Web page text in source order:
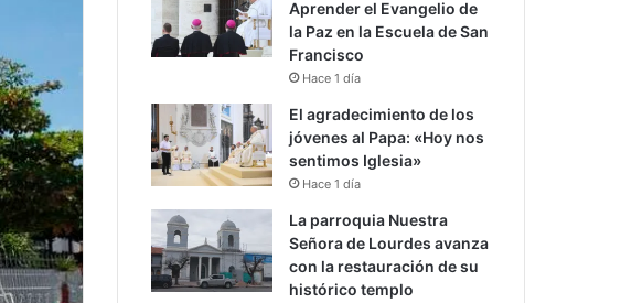
Aprender el Evangelio de
la Paz en la Escuela de San
Francisco
Hace 1 día
El agradecimiento de los
jóvenes al Papa: «Hoy nos
sentimos Iglesia»
Hace 1 día
La parroquia Nuestra
Señora de Lourdes avanza
con la restauración de su
histórico templo